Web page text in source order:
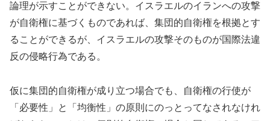
論理が示すことができない。イスラエルのイランへの攻撃
が自衛権に基づくものであれば、集団的自衛権を根拠とす
ることができるが、イスラエルの攻撃そのものが国際法違
反の侵略行為である。
仮に集団的自衛権が成り立つ場合でも、自衛権の行使が
「必要性」と「均衡性」の原則にのっとってなされなけれ